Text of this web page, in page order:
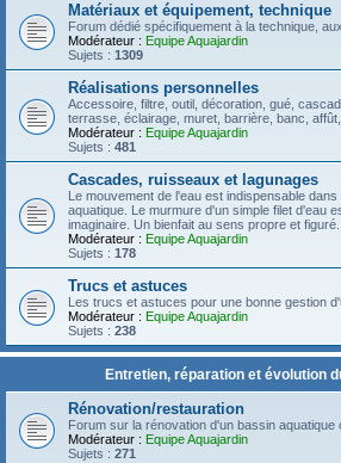
Matériaux et équipement, technique
Forum dédié spécifiquement à la technique,
Modérateur : Equipe Aquajardin
Sujets : 1309
Réalisations personnelles
Accessoire, filtre, outil, décoration, gué,
terrasse, éclairage, muret, barrière, banc, affût,
Modérateur : Equipe Aquajardin
Sujets : 481
Cascades, ruisseaux et lagunages
Le mouvement de l'eau est indispensable
aquatique. Le murmure d'un simple filet d'eau
imaginaire. Un bienfait au sens propre et figuré...
Modérateur : Equipe Aquajardin
Sujets : 178
Trucs et astuces
Les trucs et astuces pour une bonne gestion
Modérateur : Equipe Aquajardin
Sujets : 238
Entretien, réparation et évolution
Rénovation/restauration
Forum sur la rénovation d'un bassin aquatique
Modérateur : Equipe Aquajardin
Sujets : 271